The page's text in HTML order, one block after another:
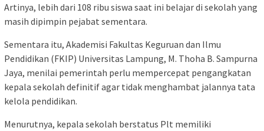
Artinya, lebih dari 108 ribu siswa saat ini belajar di sekolah yang
masih dipimpin pejabat sementara.
Sementara itu, Akademisi Fakultas Keguruan dan Ilmu
Pendidikan (FKIP) Universitas Lampung, M. Thoha B. Sampurna
Jaya, menilai pemerintah perlu mempercepat pengangkatan
kepala sekolah definitif agar tidak menghambat jalannya tata
kelola pendidikan.
Menurutnya, kepala sekolah berstatus Plt memiliki